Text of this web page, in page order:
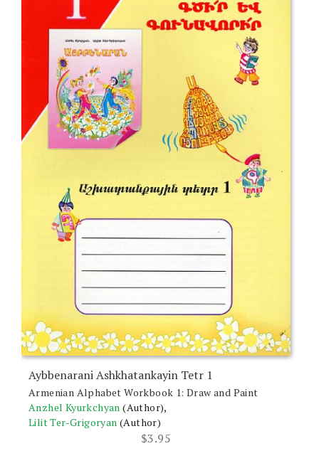
Aybbenarani Ashkhatankayin Tetr 1
Armenian Alphabet Workbook 1: Draw and Paint
Anzhel Kyurkchyan (Author),
Lilit Ter-Grigoryan (Author)
$3.95